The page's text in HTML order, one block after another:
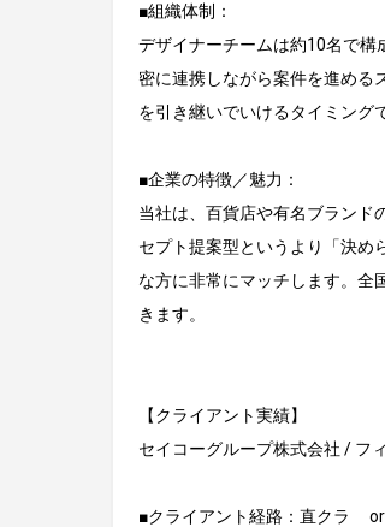
■組織体制：
デザイナーチームは約10名で構
密に連携しながら案件を進める
を引き継いでいけるタイミング
■企業の特徴／魅力：
当社は、百貨店や有名ブランド
セプト提案型というより「決め
な方に非常にマッチします。全
きます。
【クライアント実績】
セイコーグループ株式会社 / フ
■クライアント経路：直クラ	or 代理店 or 社内